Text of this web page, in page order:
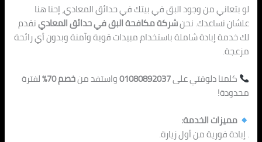
لو بتعاني من وجود البق في بيتك في حدائق المعادي، إحنا هنا
علشان نساعدك. نحنشركة مكافحة البق في حدائق المعادينقدم
لك خدمة إبادة شاملة باستخدام مبيدات قوية وآمنة وبدون أي رائحة
مزعجة.
كلمنا دلوقتي على01080892037واستفد منخصم 70%
لفترة
محدودة!
مميزات الخدمة:
. إبادة فورية من أول زيارة.